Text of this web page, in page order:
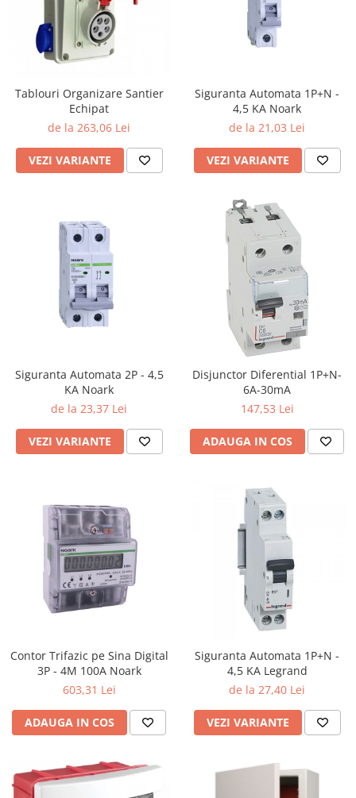
Tablouri Organizare
Cutii Sigurante
Sigurante Automate
Gama Legrand
Gama Noark
Accesorii Tablou-Sigurante
Contor Curent
Relee de comanda si supraveghere
Canal Cablu PVC
Jgheaburi Metalice Perforate
Bandă Izolier
Aparataj Smart
Intrerupatoare Touch / Standard
German
Intrerupatoare Touch / Standard
Prize Schuko - TV / Date / Media
Prize + Intrerupatoare
Living Now With Netatmo
Prize si Intrerupatoare
Aparataj Aplicat
Aparataj Clasic
Gama Legrand Niloe
Panasonic Arkedia Slim
Aparataj Modular
Bticino AXOLUTE AIR
Gama Gewiss System
Tablouri Organizare Santier
Echipat
de la 263,06 Lei
VEZI VARIANTE
Siguranta Automata 1P+N -
4,5 KA Noark
de la 21,03 Lei
VEZI VARIANTE
Siguranta Automata 2P - 4,5
KA Noark
de la 23,37 Lei
VEZI VARIANTE
Disjunctor Diferential 1P+N-
6A-30mA
147,53 Lei
ADAUGA IN COS
Contor Trifazic pe Sina Digital
3P - 4M 100A Noark
603,31 Lei
ADAUGA IN COS
Siguranta Automata 1P+N -
4,5 KA Legrand
de la 27,40 Lei
VEZI VARIANTE